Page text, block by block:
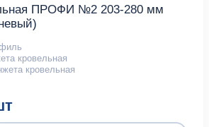
ПРОФИ №2 203-280 мм
кровельная
кровельная